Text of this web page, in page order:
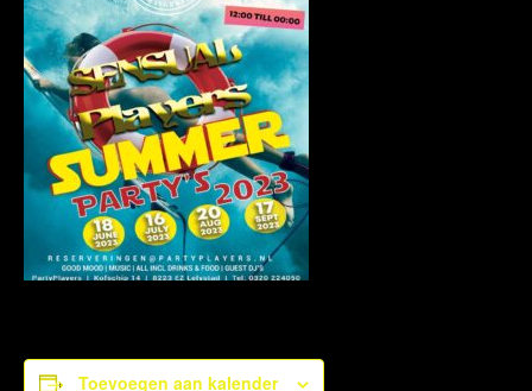
Toevoegen aan kalender